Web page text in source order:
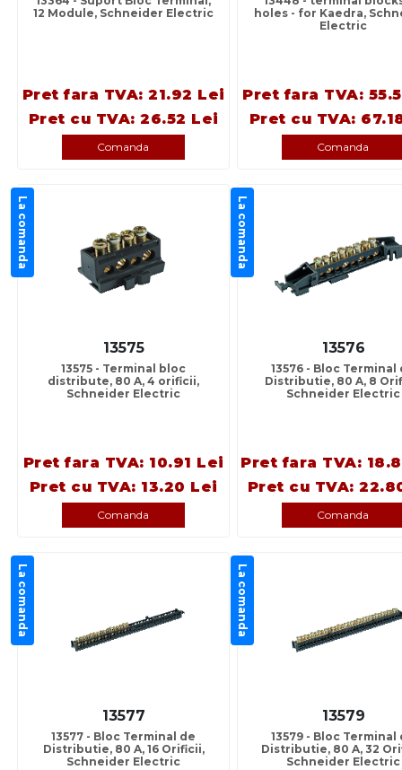
12 Module, Schneider Electric
Pret fara TVA: 21.92 Lei
Pret cu TVA: 26.52 Lei
Comanda
holes - for Kaedra,
Electric
Pret fara TVA:
Pret cu TVA:
Comanda
La comanda
13575
13575 - Terminal bloc
distribute, 80 A, 4 orificii,
Schneider Electric
Pret fara TVA: 10.91 Lei
Pret cu TVA: 13.20 Lei
Comanda
La comanda
13576
13576 - Bloc Terminal
Distributie, 80 A, 8
Schneider Electric
Pret fara TVA:
Pret cu TVA:
Comanda
La comanda
13577
13577 - Bloc Terminal de
Distributie, 80 A, 16 Orificii,
Schneider Electric
La comanda
13579
13579 - Bloc Terminal
Distributie, 80 A, 32
Schneider Electric